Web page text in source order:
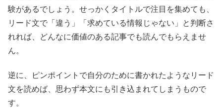
験があるでしょう。せっかくタイトルで注目を集めても、
リード文で「違う」「求めている情報じゃない」と判断さ
れれば、どんなに価値のある記事でも読んでもらえませ
ん。
逆に、ピンポイントで自分のために書かれたようなリード
文を読めば、思わず本文にも引き込まれてしまうもので
す。